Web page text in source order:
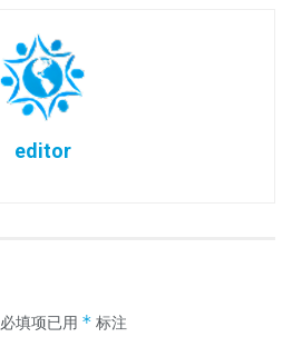
editor
必填项已用 * 标注